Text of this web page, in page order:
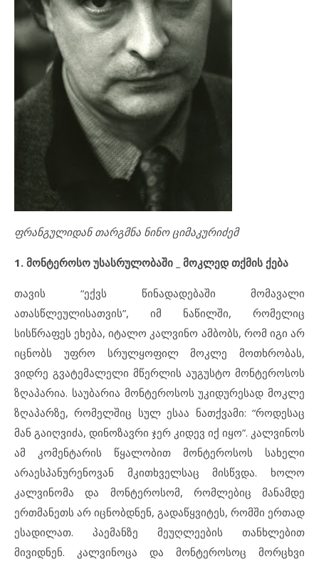
ფრანგულიდან თარგმნა ნინო ციმაკურიძემ
1. მონტეროსო უსასრულობაში მოკლედ თქმის ქება
თავის “ექვს წინადადებაში მომავალი
ათასწლეულისათვის”, იმ ნაწილში, რომელიც
სისწრაფეს ეხება, იტალო კალვინო ამბობს, რომ იგი არ
იცნობს უფრო სრულყოფილ მოკლე მოთხრობას,
ვიდრე გვატემალელი მწერლის აუგუსტო მონტეროსოს
ზღაპარია. საუბარია მონტეროსოს უკიდურესად მოკლე
ზღაპარზე, რომელშიც სულ ესაა ნათქვამი: “როდესაც
მან გაიღვიძა, დინოზავრი ჯერ კიდევ იქ იყო”. კალვინოს
ამ კომენტარის წყალობით მონტეროსოს სახელი
არაესპანურენოვან მკითხველსაც მისწვდა. ხოლო
კალვინომა და მონტეროსომ, რომლებიც მანამდე
ერთმანეთს არ იცნობდნენ, გადაწყვიტეს, რომში ერთად
ესადილათ. პაემანზე მეუღლეების თანხლებით
მივიდნენ. კალვინოცა და მონტეროსოც მორცხვი